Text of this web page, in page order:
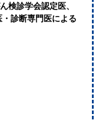
検診学会認定医、
診断専門医による